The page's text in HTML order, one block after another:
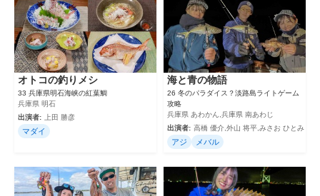
オトコの釣りメシ
33 兵庫県明石海峡の紅葉鯛
兵庫県 明石
出演者:
上田 勝彦
マダイ
海と青の物語
26 冬のパラダイス？淡路島ライトゲーム
攻略
兵庫県 あわかん,兵庫県 南あわじ
出演者: 高橋 優介,外山 将平,みさお ひとみ
アジ メバル